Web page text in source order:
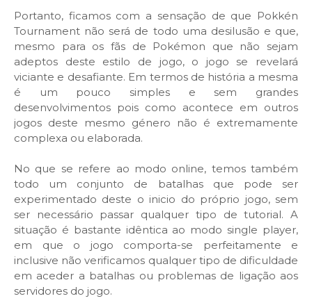
Portanto, ficamos com a sensação de que Pokkén
Tournament não será de todo uma desilusão e que,
mesmo para os fãs de Pokémon que não sejam
adeptos deste estilo de jogo, o jogo se revelará
viciante e desafiante. Em termos de história a mesma
é um pouco simples e sem grandes
desenvolvimentos pois como acontece em outros
jogos deste mesmo género não é extremamente
complexa ou elaborada.
No que se refere ao modo online, temos também
todo um conjunto de batalhas que pode ser
experimentado deste o inicio do próprio jogo, sem
ser necessário passar qualquer tipo de tutorial. A
situação é bastante idêntica ao modo single player,
em que o jogo comporta-se perfeitamente e
inclusive não verificamos qualquer tipo de dificuldade
em aceder a batalhas ou problemas de ligação aos
servidores do jogo.